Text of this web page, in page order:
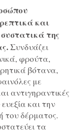
και
της
Συνδυάζει
φρούτα,
βότανα,
με
αντιγηραντικές
ευεξία και την
του δέρματος.
τα